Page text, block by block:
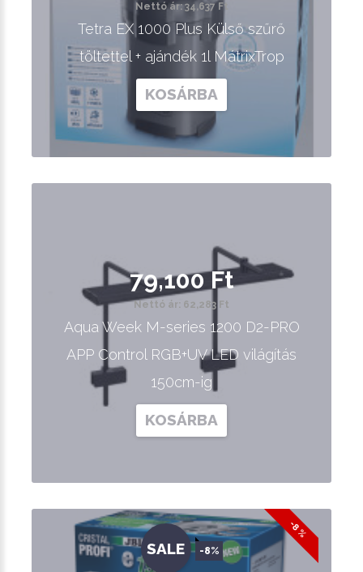
Nettó ár: 34,637 Ft
Tetra EX 1000 Plus Külső szűrő
töltettel + ajándék 1l MátrixTrop
KOSÁRBA
79,100 Ft
Nettó ár: 62,283 Ft
Aqua Week M-series 1200 D2-PRO
APP Control RGB+UV LED világítás
150cm-ig
KOSÁRBA
-8 %
SALE -8%